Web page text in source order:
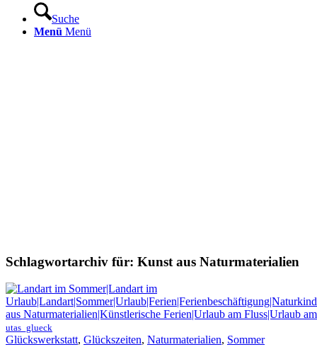
Suche
Menü Menü
Schlagwortarchiv für: Kunst aus Naturmaterialien
utas_glueck
Glückswerkstatt, Glückszeiten, Naturmaterialien, Sommer